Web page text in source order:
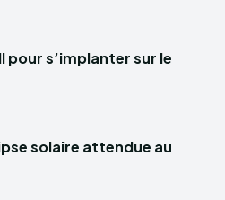
pour s’implanter sur le
solaire attendue au